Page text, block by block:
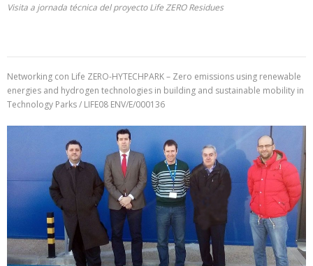
Visita a jornada técnica del proyecto Life ZERO Residues
Networking con Life ZERO-HYTECHPARK – Zero emissions using renewable
energies and hydrogen technologies in building and sustainable mobility in
Technology Parks / LIFE08 ENV/E/000136